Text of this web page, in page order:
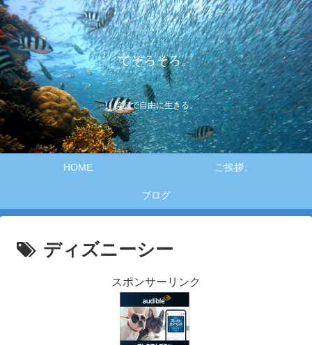
てそろそろ。
笑顔で自由に生きる。
HOME ご挨拶。
ブログ
ディズニーシー
スポンサーリンク